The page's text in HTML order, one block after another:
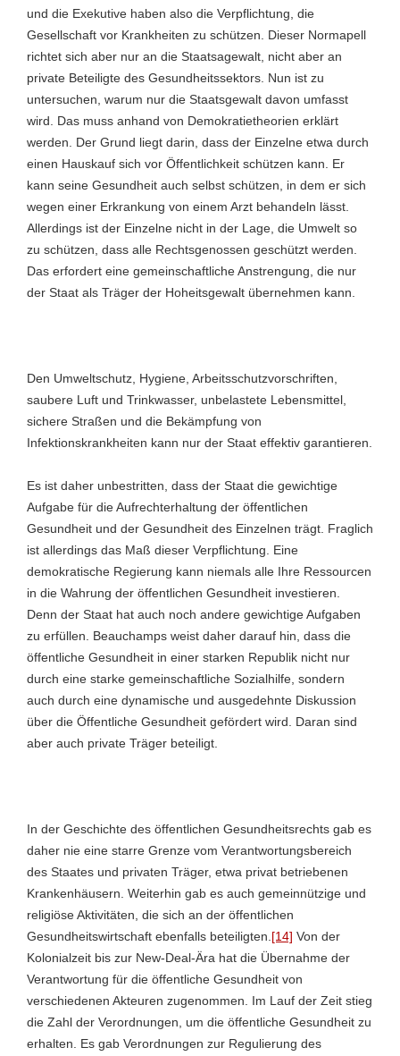
und die Exekutive haben also die Verpflichtung, die
Gesellschaft vor Krankheiten zu schützen. Dieser Normapell
richtet sich aber nur an die Staatsagewalt, nicht aber an
private Beteiligte des Gesundheitssektors. Nun ist zu
untersuchen, warum nur die Staatsgewalt davon umfasst
wird. Das muss anhand von Demokratietheorien erklärt
werden. Der Grund liegt darin, dass der Einzelne etwa durch
einen Hauskauf sich vor Öffentlichkeit schützen kann. Er
kann seine Gesundheit auch selbst schützen, in dem er sich
wegen einer Erkrankung von einem Arzt behandeln lässt.
Allerdings ist der Einzelne nicht in der Lage, die Umwelt so
zu schützen, dass alle Rechtsgenossen geschützt werden.
Das erfordert eine gemeinschaftliche Anstrengung, die nur
der Staat als Träger der Hoheitsgewalt übernehmen kann.
Den Umweltschutz, Hygiene, Arbeitsschutzvorschriften,
saubere Luft und Trinkwasser, unbelastete Lebensmittel,
sichere Straßen und die Bekämpfung von
Infektionskrankheiten kann nur der Staat effektiv garantieren.
Es ist daher unbestritten, dass der Staat die gewichtige
Aufgabe für die Aufrechterhaltung der öffentlichen
Gesundheit und der Gesundheit des Einzelnen trägt. Fraglich
ist allerdings das Maß dieser Verpflichtung. Eine
demokratische Regierung kann niemals alle Ihre Ressourcen
in die Wahrung der öffentlichen Gesundheit investieren.
Denn der Staat hat auch noch andere gewichtige Aufgaben
zu erfüllen. Beauchamps weist daher darauf hin, dass die
öffentliche Gesundheit in einer starken Republik nicht nur
durch eine starke gemeinschaftliche Sozialhilfe, sondern
auch durch eine dynamische und ausgedehnte Diskussion
über die Öffentliche Gesundheit gefördert wird. Daran sind
aber auch private Träger beteiligt.
In der Geschichte des öffentlichen Gesundheitsrechts gab es
daher nie eine starre Grenze vom Verantwortungsbereich
des Staates und privaten Träger, etwa privat betriebenen
Krankenhäusern. Weiterhin gab es auch gemeinnützige und
religiöse Aktivitäten, die sich an der öffentlichen
Gesundheitswirtschaft ebenfalls beteiligten. [14] Von der
Kolonialzeit bis zur New-Deal-Ära hat die Übernahme der
Verantwortung für die öffentliche Gesundheit von
verschiedenen Akteuren zugenommen. Im Lauf der Zeit stieg
die Zahl der Verordnungen, um die öffentliche Gesundheit zu
erhalten. Es gab Verordnungen zur Regulierung des